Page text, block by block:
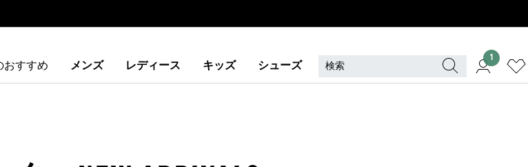
おすすめ メンズ レディース キッズ シューズ
1